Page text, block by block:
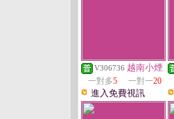
V306736 越南小煙
一對多5 一對一20
進入免費視訊